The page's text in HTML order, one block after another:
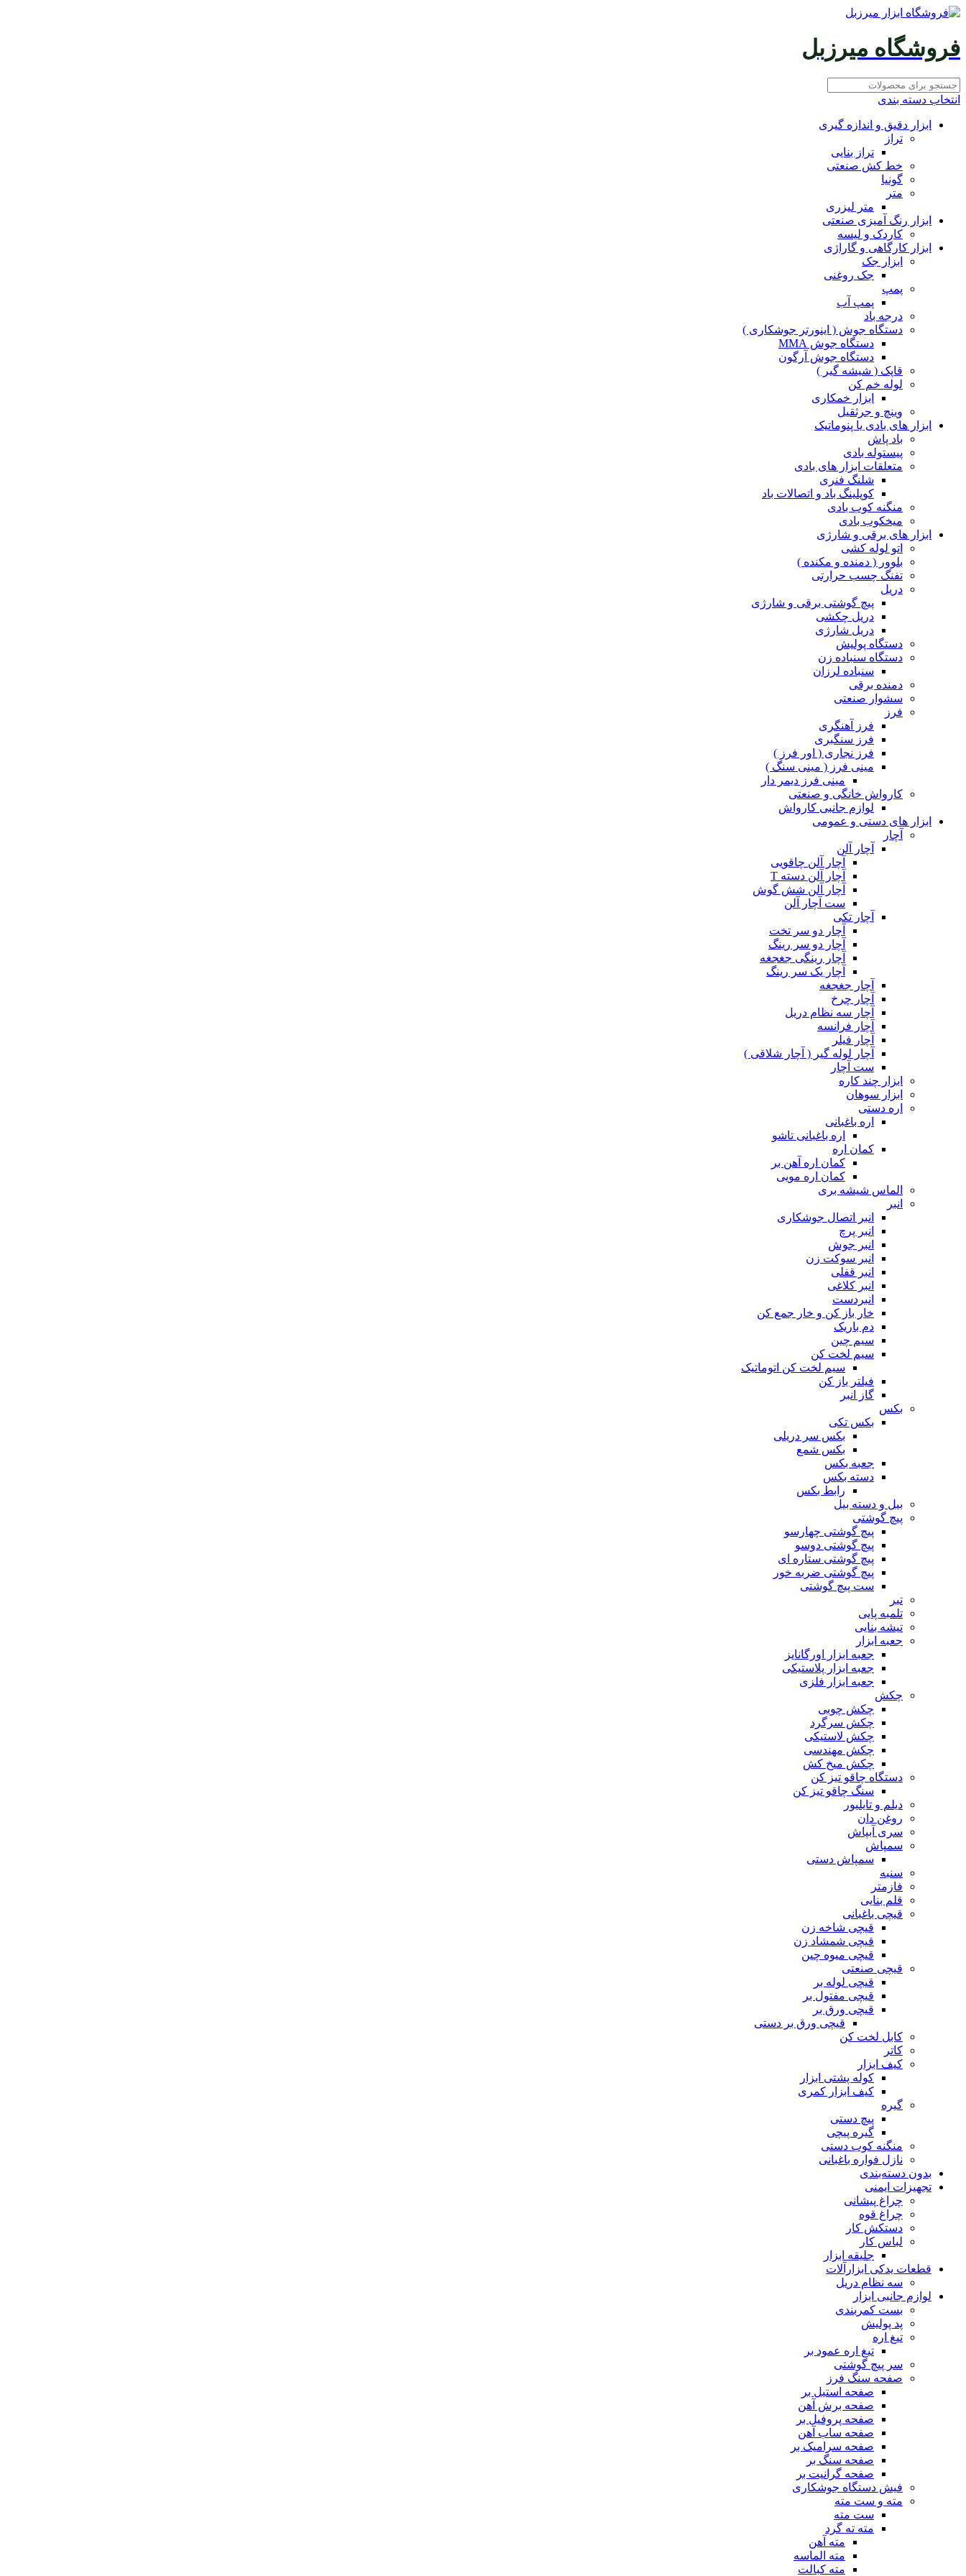
فروشگاه میرزبل
انتخاب دسته بندی
ابزار دقیق و اندازه گیری
تراز
تراز بنایی
خط کش صنعتی
گونیا
متر
متر لیزری
ابزار رنگ آمیزی صنعتی
کاردک و لیسه
ابزار کارگاهی و گاراژی
ابزار جک
جک روغنی
پمپ
پمپ آب
درجه باد
دستگاه جوش ( اینورتر جوشکاری )
دستگاه جوش MMA
دستگاه جوش آرگون
قاپک ( شیشه گیر )
لوله خم کن
ابزار خمکاری
وینچ و جرثقیل
ابزار های بادی یا پنوماتیک
باد پاش
پیستوله بادی
متعلقات ابزار های بادی
شلنگ فنری
کوپلینگ باد و اتصالات باد
منگنه کوب بادی
میخکوب بادی
ابزار های برقی و شارژی
اتو لوله کشی
بلوور ( دمنده و مکنده )
تفنگ چسب حرارتی
دریل
پیچ گوشتی برقی و شارژی
دریل چکشی
دریل شارژی
دستگاه پولیش
دستگاه سنباده زن
سنباده لرزان
دمنده برقی
سشوار صنعتی
فرز
فرز آهنگری
فرز سنگبری
فرز نجاری ( اور فرز )
مینی فرز ( مینی سنگ )
مینی فرز دیمر دار
کارواش خانگی و صنعتی
لوازم جانبی کارواش
ابزار های دستی و عمومی
آچار
آچار آلن
آچار آلن چاقویی
آچار آلن دسته T
آچار آلن شش گوش
ست آچار آلن
آچار تکی
آچار دو سر تخت
آچار دو سر رینگ
آچار رینگی جغجغه
آچار یک سر رینگ
آچار جغجغه
آچار چرخ
آچار سه نظام دریل
آچار فرانسه
آچار فیلر
آچار لوله گیر ( آچار شلاقی )
ست آچار
ابزار چند کاره
ابزار سوهان
اره دستی
اره باغبانی
اره باغبانی تاشو
کمان اره
کمان اره آهن بر
کمان اره مویی
الماس شیشه بری
انبر
انبر اتصال جوشکاری
انبر پرچ
انبر جوش
انبر سوکت زن
انبر قفلی
انبر کلاغی
انبردست
خار باز کن و خار جمع کن
دم باریک
سیم چین
سیم لخت کن
سیم لخت کن اتوماتیک
فیلتر باز کن
گاز انبر
بکس
بکس تکی
بکس سر دریلی
بکس شمع
جعبه بکس
دسته بکس
رابط بکس
بیل و دسته بیل
پیچ گوشتی
پیچ گوشتی چهارسو
پیچ گوشتی دوسو
پیچ گوشتی ستاره‌ ای
پیچ گوشتی ضربه خور
ست پیچ گوشتی
تبر
تلمبه پایی
تیشه بنایی
جعبه ابزار
جعبه ابزار اورگانایز
جعبه ابزار پلاستیکی
جعبه ابزار فلزی
چکش
چکش چوبی
چکش سرگرد
چکش لاستیکی
چکش مهندسی
چکش میخ کش
دستگاه چاقو تیز کن
سنگ چاقو تیز کن
دیلم و تایلیور
روغن دان
سری آبپاش
سمپاش
سمپاش دستی
سنبه
فازمتر
قلم بنایی
قیچی باغبانی
قیچی شاخه زن
قیچی شمشاد زن
قیچی میوه چین
قیچی صنعتی
قیچی لوله بر
قیچی مفتول بر
قیچی ورق بر
قیچی ورق بر دستی
کابل لخت کن
کاتر
کیف ابزار
کوله پشتی ابزار
کیف ابزار کمری
گیره
پیچ دستی
گیره پیچی
منگنه کوب دستی
نازل فواره باغبانی
بدون دسته‌بندی
تجهیزات ایمنی
چراغ پیشانی
چراغ قوه
دستکش کار
لباس کار
جلیقه ابزار
قطعات یدکی ابزارآلات
سه نظام دریل
لوازم جانبی ابزار
بست کمربندی
پد پولیش
تیغ اره
تیغ اره عمود بر
سر پیچ گوشتی
صفحه سنگ فرز
صفحه استیل بر
صفحه برش آهن
صفحه پروفیل بر
صفحه ساب آهن
صفحه سرامیک بر
صفحه سنگ بر
صفحه گرانیت بر
فیش دستگاه جوشکاری
مته و ست مته
ست مته
مته ته گرد
مته آهن
مته الماسه
مته کبالت